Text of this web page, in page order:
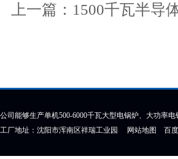
上一篇： 1500千瓦半导
公司能够生产单机500-6000千瓦大型电锅炉、大功率
工厂地址：沈阳市浑南区祥瑞工业园 网站地图 百